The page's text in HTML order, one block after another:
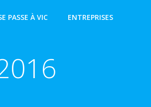
PASSE À VIC ENTREPRISES